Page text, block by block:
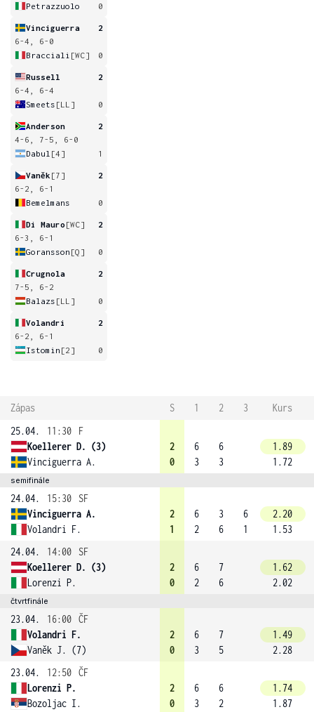
Petrazzuolo
0
Vinciguerra
2
6-4, 6-0
Bracciali [WC] 0
Russell
2
6-4, 6-4
Smeets [LL] 0
Anderson
2
4-6, 7-5, 6-0
Dabul [4] 1
Vaněk [7]
2
6-2, 6-1
Bemelmans
0
Di Mauro [WC]
2
6-3, 6-1
Goransson [Q] 0
Crugnola
2
7-5, 6-2
Balazs [LL] 0
Volandri
2
6-2, 6-1
Istomin [2] 0
Zápas S 1 2 3
Kurs
25.04.
11:30
F
Koellerer D. (3)
Vinciguerra A.
2
0
6
3
6
3
1.89
1.72
semifinále
24.04. 15:30
SF
Vinciguerra A.
Volandri F.
2
1
6
2
3
6
6
1
2.20
1.53
24.04.
14:00
SF
Koellerer D. (3)
Lorenzi P.
2
0
6
2
7
6
1.62
2.02
čtvrtfinále
23.04. 16:00 ČF
Volandri F.
Vaněk J. (7)
2
0
6
3
7
5
1.49
2.28
23.04.
12:50 ČF
Lorenzi P.
Bozoljac I.
2
0
6
3
6
2
1.74
1.87